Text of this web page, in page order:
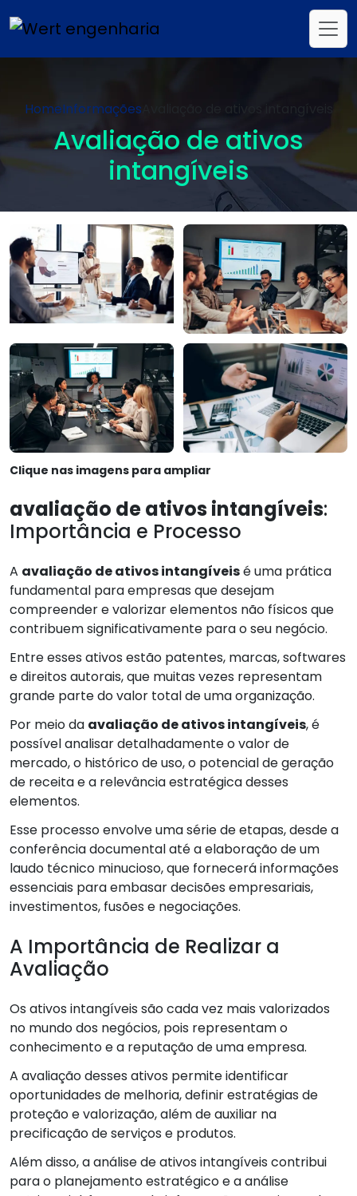
HomeInformações
Avaliação de ativos
intangíveis
Clique nas imagens para ampliar
avaliação de ativos intangíveis:
Importância e Processo
A avaliação de ativos intangíveisé uma prática
fundamental para empresas que desejam
compreender e valorizar elementos não físicos que
contribuem significativamente para o seu negócio.
Entre esses ativos estão patentes, marcas, softwares
e direitos autorais, que muitas vezes representam
grande parte do valor total de uma organização.
Por meio da avaliação de ativos intangíveis, é
possível analisar detalhadamente o valor de
mercado, o histórico de uso, o potencial de geração
de receita e a relevância estratégica desses
elementos.
Esse processo envolve uma série de etapas, desde a
conferência documental até a elaboração de um
laudo técnico minucioso, que fornecerá informações
essenciais para embasar decisões empresariais,
investimentos, fusões e negociações.
A Importância de Realizar a
Avaliação
Os ativos intangíveis são cada vez mais valorizados
no mundo dos negócios, pois representam o
conhecimento e a reputação de uma empresa.
A avaliação desses ativos permite identificar
oportunidades de melhoria, definir estratégias de
proteção e valorização, além de auxiliar na
precificação de serviços e produtos.
Além disso, a análise de ativos intangíveis contribui
para o planejamento estratégico e a análise